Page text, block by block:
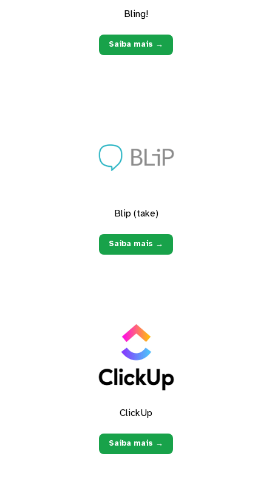
Bling!
Saiba mais →
Blip (take)
Saiba mais →
ClickUp
Saiba mais →